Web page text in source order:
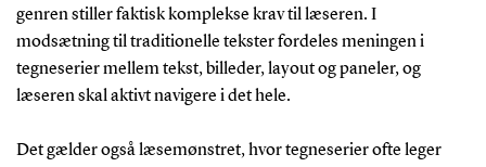
genren stiller faktisk komplekse krav til læseren. I
modsætning til traditionelle tekster fordeles meningen i
tegneserier mellem tekst, billeder, layout og paneler, og
læseren skal aktivt navigere i det hele.
Det gælder også læsemønstret, hvor tegneserier ofte leger